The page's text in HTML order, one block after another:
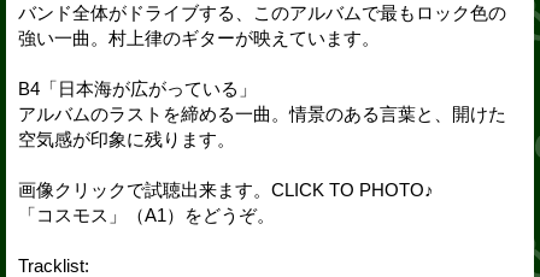
バンド全体がドライブする、このアルバムで最もロック色の
強い一曲。村上律のギターが映えています。
B4「日本海が広がっている」
アルバムのラストを締める一曲。情景のある言葉と、開けた
空気感が印象に残ります。
画像クリックで試聴出来ます。CLICK TO PHOTO♪
「コスモス」（A1）をどうぞ。
Tracklist: